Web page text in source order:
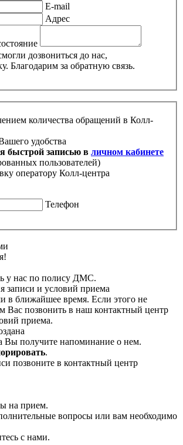
E-mail
Адрес
дозвониться до нас,
Благодарим за обратную связь.
количества обращений в Колл-
удобства
воспользоваться быстрой записью в личном кабинете
пользователей)
оператору Колл-центра
Телефон
у нас по полису ДМС.
записи и условий приема
в ближайшее время. Если этого не
Вас позвонить в наш контактный центр
приема.
Вы получите напоминание о нем.
.
позвоните в контактный центр
на прием.
вопросы или вам необходимо
с нами.